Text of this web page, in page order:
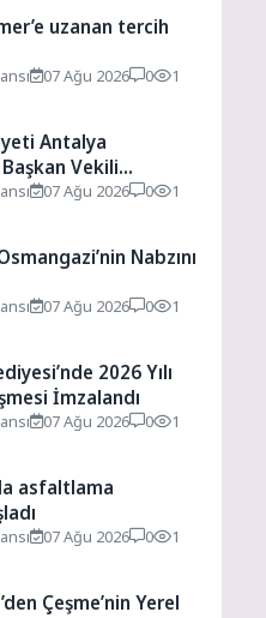
uzanan tercih
07 Ağu 2026 0 1
Antalya
Vekili
etti
07 Ağu 2026 0 1
Nabzını
07 Ağu 2026 0 1
2026 Yılı
İmzalandı
07 Ağu 2026 0 1
asfaltlama
07 Ağu 2026 0 1
Çeşme’nin Yerel